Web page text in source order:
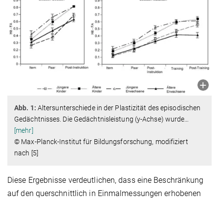
Abb. 1: Altersunterschiede in der Plastizität des episodischen
Gedächtnisses. Die Gedächtnisleistung (y-Achse) wurde…
[mehr]
© Max-Planck-Institut für Bildungsforschung, modifiziert
nach [5]
Diese Ergebnisse verdeutlichen, dass eine Beschränkung
auf den querschnittlich in Einmalmessungen erhobenen